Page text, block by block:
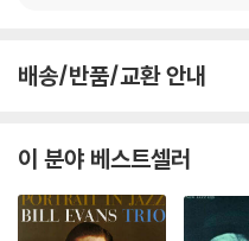
배송/반품/교환 안내
이 분야 베스트셀러